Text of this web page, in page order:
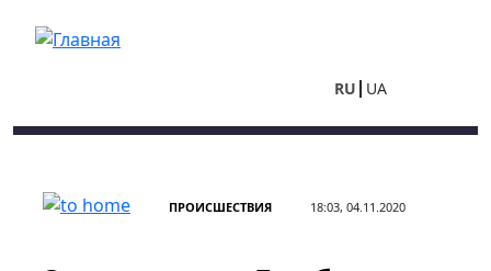
RU UA
ПРОИСШЕСТВИЯ 18:03, 04.11.2020